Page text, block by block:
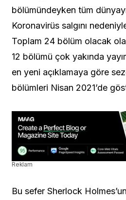
bölümündeyken tüm
Koronavirüs salgını
Toplam 24 bölüm olacak
12 bölümü çok yakında
en yeni açıklamaya göre
bölümleri Nisan 2021’de
Reklam
Bu sefer Sherlock